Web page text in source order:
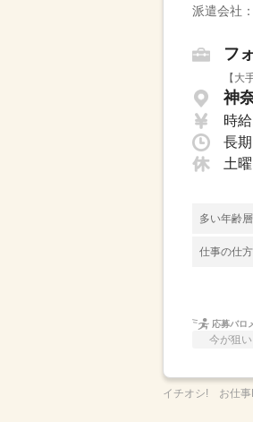
派遣会社：
フ
【
神
時
土
多い年齢層
仕事の仕方
応募バロ
今が狙
イチオシ! お仕事